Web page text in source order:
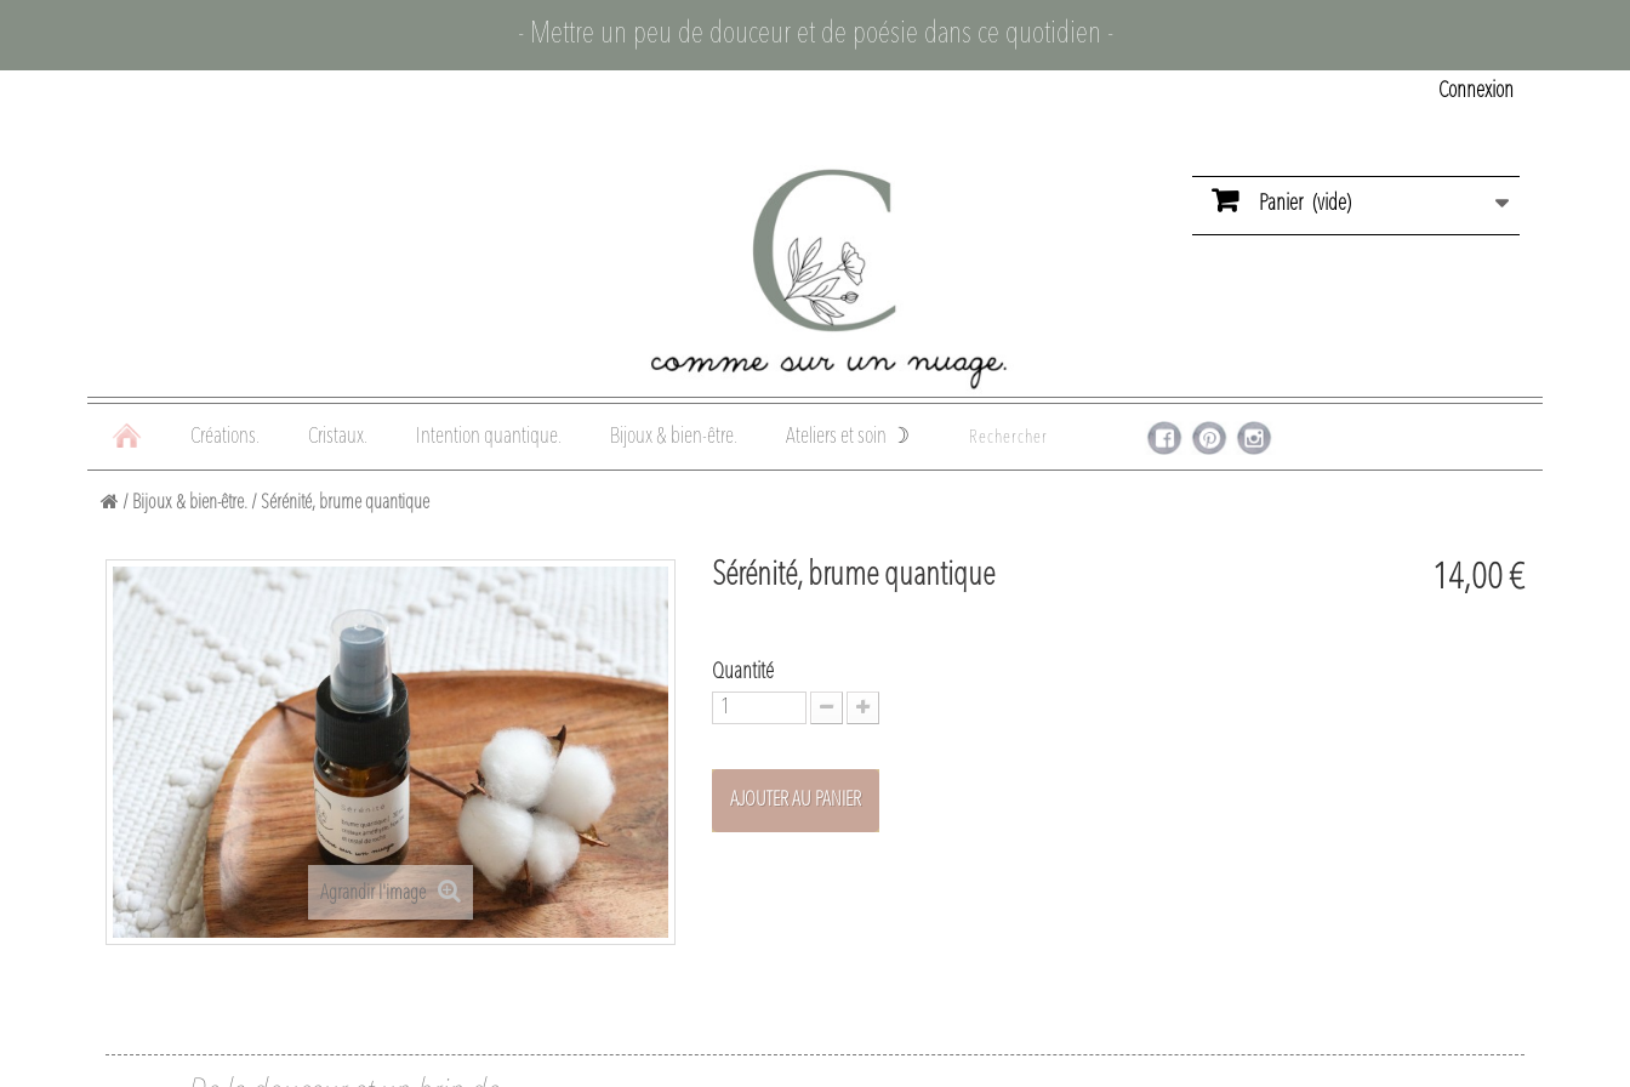
- Mettre un peu de douceur et de poésie dans ce quotidien -
Connexion
Panier (vide)
Créations. Cristaux. Intention quantique. Bijoux & bien-être. Ateliers et soin ☽
/ Bijoux & bien-être. / Sérénité, brume quantique
Agrandir l'image
Sérénité, brume quantique 14,00 €
Quantité
AJOUTER AU PANIER